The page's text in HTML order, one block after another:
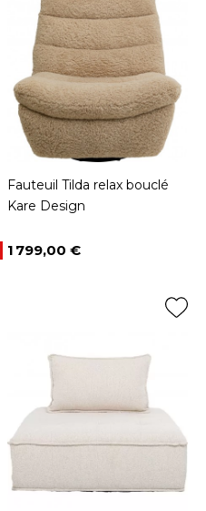
Fauteuil Tilda relax bouclé
Kare Design
Prix
1 799,00 €